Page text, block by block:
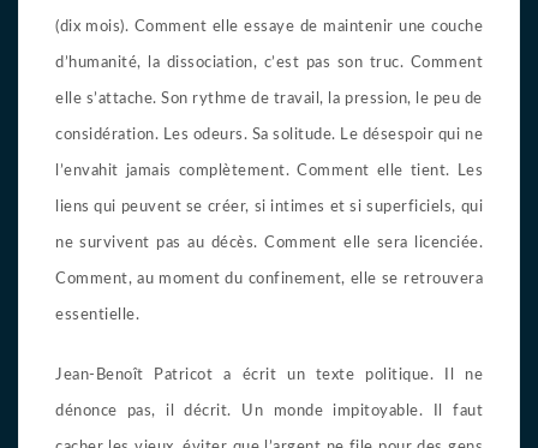
(dix mois). Comment elle essaye de maintenir une couche
d’humanité, la dissociation, c’est pas son truc. Comment
elle s’attache. Son rythme de travail, la pression, le peu de
considération. Les odeurs. Sa solitude. Le désespoir qui ne
l’envahit jamais complètement. Comment elle tient. Les
liens qui peuvent se créer, si intimes et si superficiels, qui
ne survivent pas au décès. Comment elle sera licenciée.
Comment, au moment du confinement, elle se retrouvera
essentielle.
Jean-Benoît Patricot a écrit un texte politique. Il ne
dénonce pas, il décrit. Un monde impitoyable. Il faut